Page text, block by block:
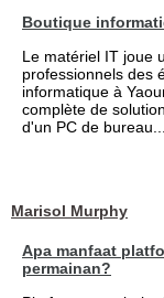
Boutique
Le matériel IT joue
professionnels des
informatique à
complète de
d'un PC de bureau...
Marisol Murphy
Apa manfaat
permainan?